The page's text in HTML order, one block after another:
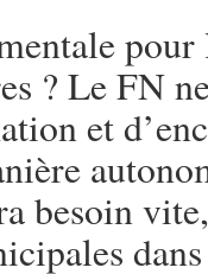
? Le FN
et
besoin